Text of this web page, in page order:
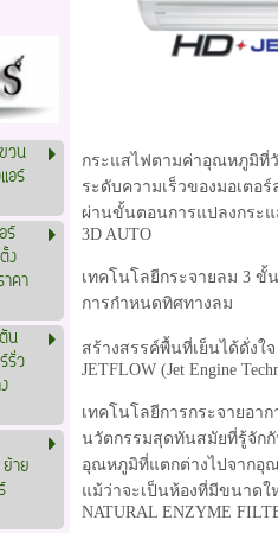
วน
อร์
ร์
ง
คา
น
รั่ว
าย
กระแสไฟตามค่าอุณหภูมิที่วั
ระดับความเร็วของมอเตอ
ผ่านขั้นตอนการแปลงกระแ
3D AUTO
เทคโนโลยีกระจายลม
การกำหนดทิศทางลม
สร้างสรรค์พื้นที่เย็นได้ดั่งใ
JETFLOW (Jet Engine
เทคโนโลยีการกระจายอา
นวัตกรรมสุดทันสมัยที่รู้จักกั
อุณหภูมิที่แตกต่างไปจากอุ
แม้ว่าจะเป็นห้องที่มีขนาด
NATURAL ENZYME